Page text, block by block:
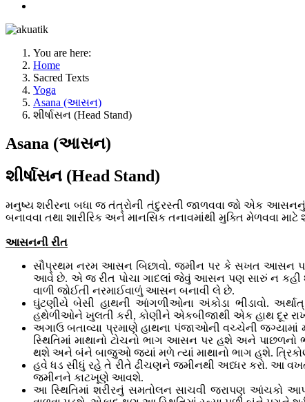
You are here:
Home
Sacred Texts
Yoga
Asana (આસન)
શીર્ષાસન (Head Stand)
Asana (આસન)
શીર્ષાસન (Head Stand)
મનુષ્ય શરીરના બધા જ તંત્રોની તંદુરસ્તી જાળવવા જો એક આસનનું
બનાવવા તથા શારીરિક અને માનસિક તનાવમાંથી મુક્તિ મેળવવા માટે
આસનની રીત
સૌપ્રથમ નરમ આસન બિછાવો. જમીન પર કે સખત આસન પર
આવે છે. એ જ રીત પોચા ગાદલાં જેવું આસન પણ સારું ન કહી
વાળી જોઈતી નરમાઈવાળું આસન બનાવી લે છે.
ઘુંટણીયે બેસી હાથની આંગળીઓના અંકોડા ભીડાવો.
હથેળીઓને ખુલતી કરી, કોણીને એકબીજાથી એક હાથ દૂર
અગાઉ બતાવ્યા પ્રમાણે હાથના પંજાઓની વચ્ચેની
સ્થિતિમાં માથાનો ટોચનો ભાગ આસન પર હશે અને
થશે અને બંને બાજુઓ જ્યાં મળે ત્યાં માથાનો ભાગ હશે.
હવે ધડ સીધું રહે તે રીતે ઢીંચણને જમીનથી અધ્ધર કરો. આ
જમીનને કાટખૂણે આવશે.
આ સ્થિતિમાં શરીરનું સમતોલન સાચવી જરાપણ આંચકો